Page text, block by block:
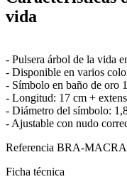
vida
- Pulsera árbol de la vida
- Disponible en varios
- Símbolo en baño de oro
- Longitud: 17 cm +
- Diámetro del símbolo:
- Ajustable con nudo
Referencia BRA-
Ficha técnica